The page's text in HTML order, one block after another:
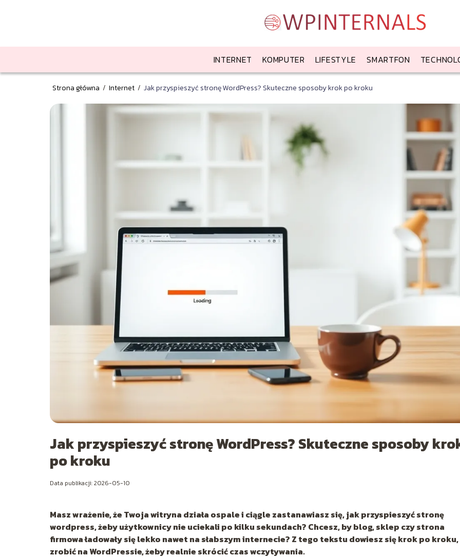
INTERNET KOMPUTER LIFESTYLE SMARTFON
Strona główna / Internet / Jak przyspieszyć stronę WordPress? Skuteczne sposoby krok po kroku
Jak przyspieszyć stronę WordPress? Skuteczne sposoby
po kroku
Data publikacji: 2026-05-10
Masz wrażenie, że Twoja witryna działa ospale i ciągle zastanawiasz się, jak przyspieszyć stronę
wordpress, żeby użytkownicy nie uciekali po kilku sekundach? Chcesz, by blog, sklep czy strona
firmowa ładowały się lekko nawet na słabszym internecie? Z tego tekstu dowiesz się krok po
zrobić na WordPressie, żeby realnie skrócić czas wczytywania.